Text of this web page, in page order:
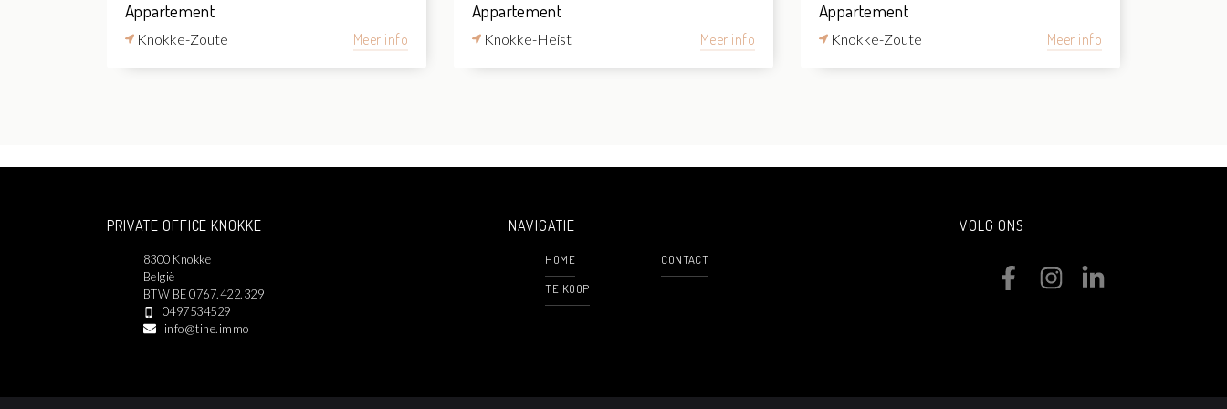
Appartement
Knokke-Zoute Meer info
Appartement
Knokke-Heist Meer info
Appartement
Knokke-Zoute Meer info
PRIVATE OFFICE KNOKKE
8300 Knokke
België
BTW BE 0767.422.329
0497534529
info@tine.immo
NAVIGATIE
HOME
TE KOOP
CONTACT
VOLG ONS